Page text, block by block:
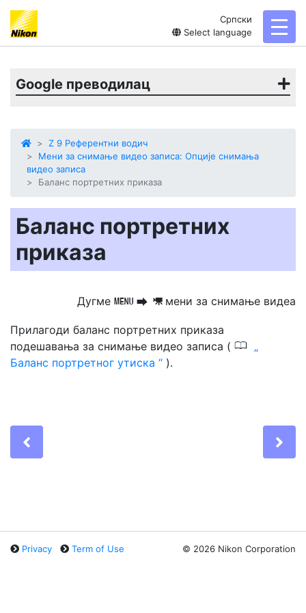
Српски
Select language
Google преводилац
Z 9 Референтни водич
Мени за снимање видео записа: Опције снимања
видео записа
Баланс портретних приказа
Баланс портретних
приказа
Дугме G U 1 мени за снимање видеа
Прилагоди баланс портретних приказа
подешавања за снимање видео записа ( 0
Баланс портретног утиска ).
Privacy Term of Use © 2026 Nikon Corporation